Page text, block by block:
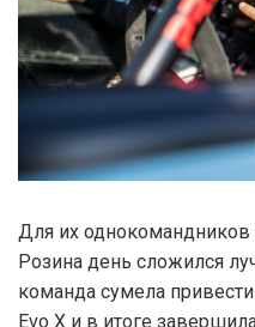
Для их
Розина день сложился
команда сумела
Evo X и в итоге